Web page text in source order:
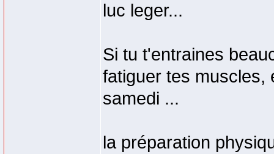
luc leger...
Si tu t'entraines
fatiguer tes muscles,
samedi ...
la préparation